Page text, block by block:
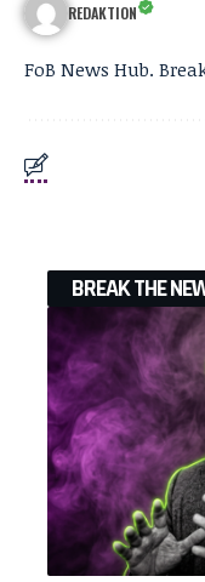
REDAKTION
FoB News Hub.
BREAK THE